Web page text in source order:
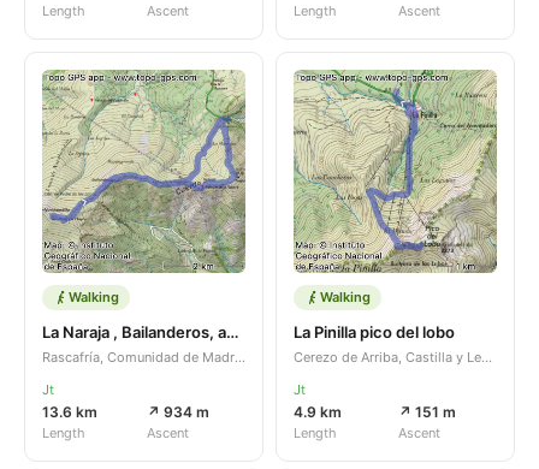
Length Ascent Length Ascent
Walking
La Naraja , Bailanderos, asomate de hoyos
Rascafría, Comunidad de Madrid, ES
Jt
13.6 km
Length
↗ 934 m
Ascent
Walking
La Pinilla pico del lobo
Cerezo de Arriba, Castilla y León, ES
Jt
4.9 km
Length
↗ 151 m
Ascent